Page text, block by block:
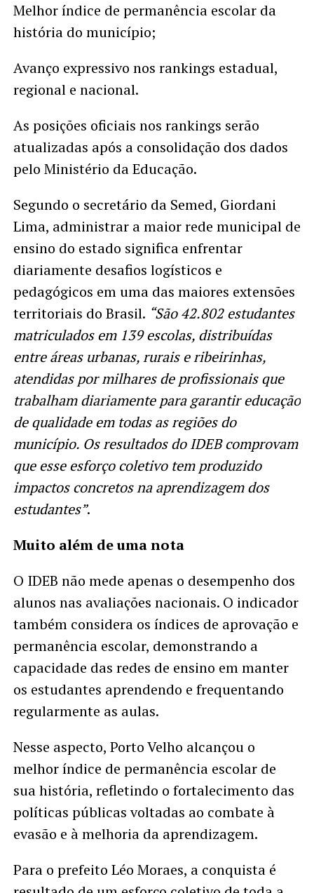
Melhor índice de permanência escolar da
história do município;
Avanço expressivo nos rankings estadual,
regional e nacional.
As posições oficiais nos rankings serão
atualizadas após a consolidação dos dados
pelo Ministério da Educação.
Segundo o secretário da Semed, Giordani
Lima, administrar a maior rede municipal de
ensino do estado significa enfrentar
diariamente desafios logísticos e
pedagógicos em uma das maiores extensões
territoriais do Brasil. “São 42.802 estudantes
matriculados em 139 escolas, distribuídas
entre áreas urbanas, rurais e ribeirinhas,
atendidas por milhares de profissionais que
trabalham diariamente para garantir educação
de qualidade em todas as regiões do
município. Os resultados do IDEB comprovam
que esse esforço coletivo tem produzido
impactos concretos na aprendizagem dos
estudantes”.
Muito além de uma nota
O IDEB não mede apenas o desempenho dos
alunos nas avaliações nacionais. O indicador
também considera os índices de aprovação e
permanência escolar, demonstrando a
capacidade das redes de ensino em manter
os estudantes aprendendo e frequentando
regularmente as aulas.
Nesse aspecto, Porto Velho alcançou o
melhor índice de permanência escolar de
sua história, refletindo o fortalecimento das
políticas públicas voltadas ao combate à
evasão e à melhoria da aprendizagem.
Para o prefeito Léo Moraes, a conquista é